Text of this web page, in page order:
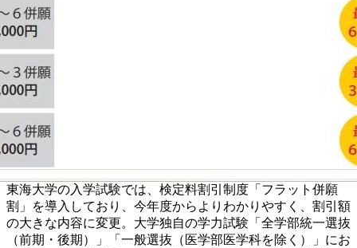
東海大学の入学試験では、検定料割引制度「フラット併願
割」を導入しており、今年度からよりわかりやすく、割引額
の大きな内容に変更。大学独自の学力試験「全学部統一選抜
（前期・後期）」「一般選抜（医学部医学科を除く）」にお